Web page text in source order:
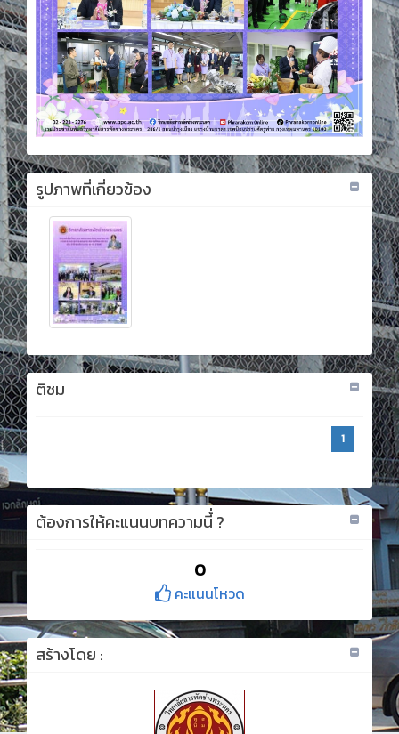
รูปภาพที่เกี่ยวข้อง
ติชม
1
ต้องการให้คะแนนบทความนี้่ ?
0
คะแนนโหวด
สร้างโดย :